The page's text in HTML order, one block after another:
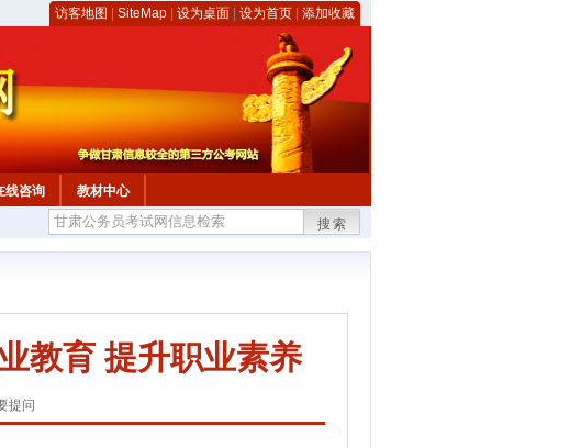
访客地图 SiteMap 设为桌面 设为首页 添加收藏
线咨询
教材中心
搜索
教育 提升职业素养
提问